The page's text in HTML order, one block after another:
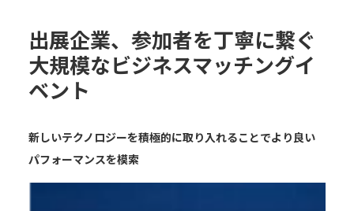
出展企業、参加者を丁寧に繋ぐ
大規模なビジネスマッチングイ
ベント
新しいテクノロジーを積極的に取り入れることでより良い
パフォーマンスを模索